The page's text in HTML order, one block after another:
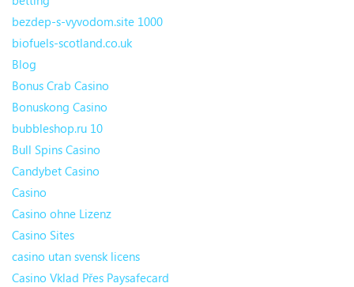
bezdep-s-vyvodom.site 1000
biofuels-scotland.co.uk
Blog
Bonus Crab Casino
Bonuskong Casino
bubbleshop.ru 10
Bull Spins Casino
Candybet Casino
Casino
Casino ohne Lizenz
Casino Sites
casino utan svensk licens
Casino Vklad Přes Paysafecard